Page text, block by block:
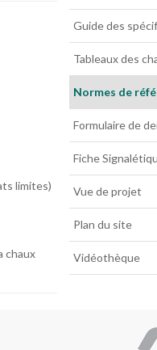
limites)
chaux
Guide des
Tableaux des
Normes de
Formulaire de
Fiche
Vue de projet
Plan du site
Vidéothèque